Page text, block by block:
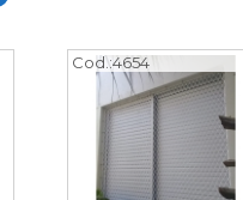
Cod.:4654